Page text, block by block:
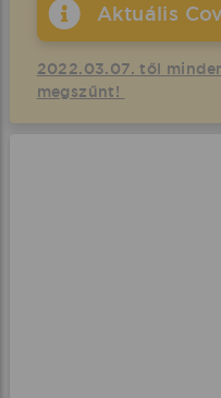
Aktuális
2022.03.07. től
megszűnt!